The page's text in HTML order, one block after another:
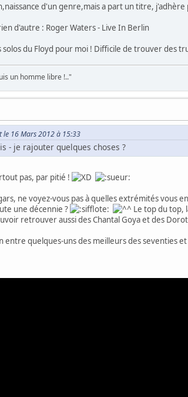
d'un genre,mais a part un titre,
d'autre : Roger Waters - Live In Berlin
solos du Floyd pour moi ! Difficile de trouver des
un homme libre !.."
le 16 Mars 2012 à 15:33
- je rajouter quelques choses ?
pas, par pitié !
ne voyez-vous pas à quelles extrémités vous
une décennie ?
Le top du top,
retrouver aussi des Chantal Goya et des
entre quelques-uns des meilleurs des seventies